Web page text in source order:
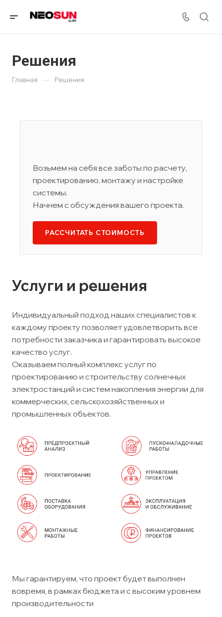
Решения
Главная — Решения
Возьмем на себя все заботы по расчету,
проектированию, монтажу и настройке
системы.
Начнем с обсуждения вашего проекта.
РАССЧИТАТЬ СТОИМОСТЬ
Услуги и решения
Индивидуальный подход наших специалистов к
каждому проекту позволяет удовлетворить все
потребности заказчика и гарантировать высокое
качество услуг.
Оказываем полный комплекс услуг по
проектированию и строительству солнечных
электростанций и систем накопления энергии для
коммерческих, сельскохозяйственных и
промышленных объектов.
Мы гарантируем, что проект будет выполнен
вовремя, в рамках бюджета и с высоким уровнем
производительности